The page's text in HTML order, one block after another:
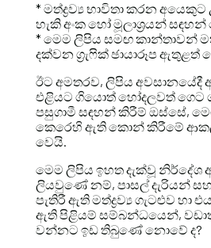
* මත්ද්‍රව්‍ය භාවිතා කරන අයෙකුට
හැකි අංක හෝ මූලාශ්‍රයන්
* මෙම ලිපිය සමඟ කාන්තාවන්
දක්වන ග්‍රැෆික් ඡායාරූප ඇතුළත්
ඊට අමතරව, ලිපිය අවසානයේදී
එළියට ගියොත් හෝදලවත් ගෙට
පසුගාමී සඳහන් කිරීම් ඔස්සේ,
කෙරෙහි ඇති කොන් කිරීමේ
වෙයි.
මෙම ලිපිය ඉහත දැක්වූ
ලියවුණේ නම්, පාසල් දැරියන්
පැතිරී ඇති මත්ද්‍රව්‍ය ගැටළුව හා
ඇති පිළියම් සම්බන්ධයෙන්,
වන්නට ඉඩ තිබුණේ නොවේ ද?